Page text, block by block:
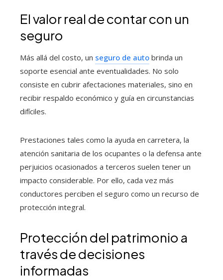
El valor real de contar con un
seguro
Más allá del costo, un seguro de auto brinda un
soporte esencial ante eventualidades. No solo
consiste en cubrir afectaciones materiales, sino en
recibir respaldo económico y guía en circunstancias
difíciles.
Prestaciones tales como la ayuda en carretera, la
atención sanitaria de los ocupantes o la defensa ante
perjuicios ocasionados a terceros suelen tener un
impacto considerable. Por ello, cada vez más
conductores perciben el seguro como un recurso de
protección integral.
Protección del patrimonio a
través de decisiones
informadas